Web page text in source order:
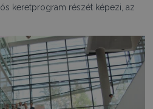
keretprogram részét képezi, az